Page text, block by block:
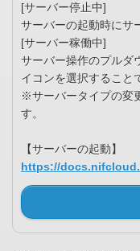
[サーバー停止中]
サーバーの起動時にサ
[サーバー稼働中]
サーバー操作のプルダ
イコンを選択すること
※サーバータイプの変
す。
【サーバーの起動】
https://